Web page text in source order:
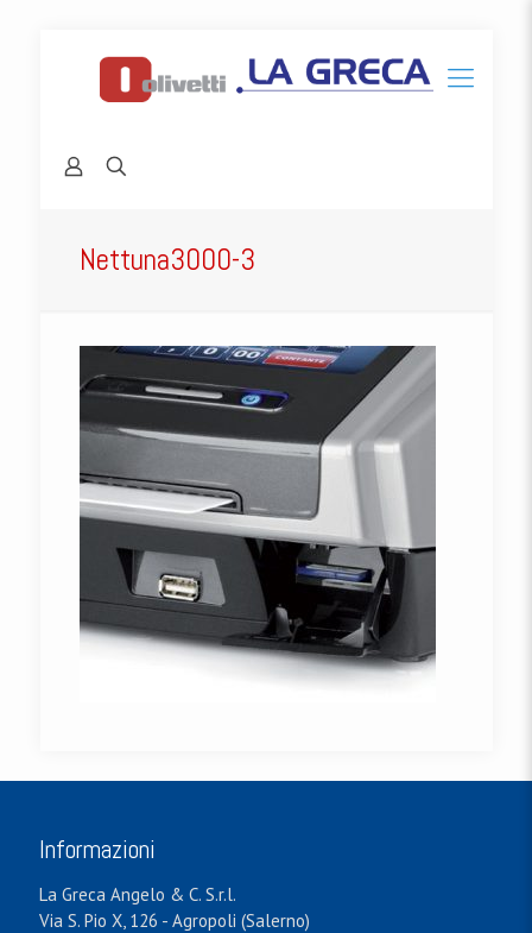
Nettuna3000-3
Informazioni
La Greca Angelo & C. S.r.l.
Via S. Pio X, 126 - Agropoli (Salerno)